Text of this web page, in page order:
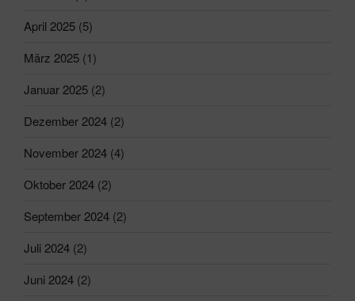
April 2025 (5)
März 2025 (1)
Januar 2025 (2)
Dezember 2024 (2)
November 2024 (4)
Oktober 2024 (2)
September 2024 (2)
Juli 2024 (2)
Juni 2024 (2)